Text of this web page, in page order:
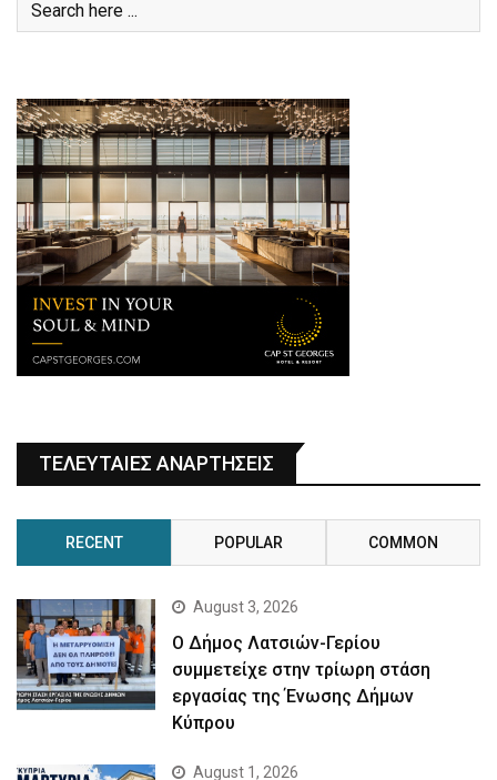
ΤΕΛΕΥΤΑΙΕΣ ΑΝΑΡΤΗΣΕΙΣ
RECENT POPULAR COMMON
August 3, 2026
Ο Δήμος Λατσιών-Γερίου
συμμετείχε στην τρίωρη στάση
εργασίας της Ένωσης Δήμων
Κύπρου
August 1, 2026